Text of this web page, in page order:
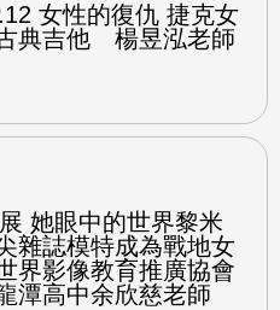
女性的復仇 捷克女
典吉他 楊昱泓老師
她眼中的世界黎米
雜誌模特成為戰地女
界影像教育推廣協會
潭高中余欣慈老師